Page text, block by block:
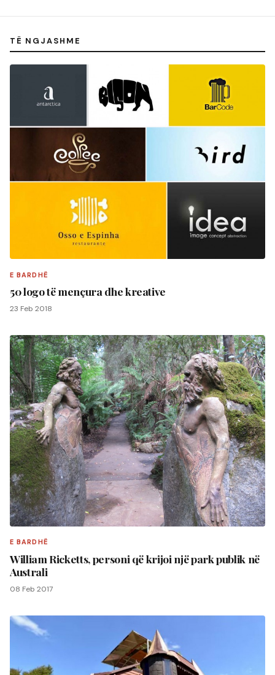
TË NGJASHME
E BARDHË
50 logo të mençura dhe kreative
23 Feb 2018
E BARDHË
William Ricketts, personi që krijoi një park publik në
Australi
08 Feb 2017